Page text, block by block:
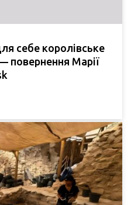
себе королівське
повернення Марії